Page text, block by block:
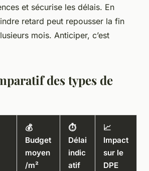
et sécurise les délais. En
retard peut repousser la fin
mois. Anticiper, c’est
des types de
💰
Budget
moyen
/m²
⏱️
Délai
indic
atif
📈
Impact
sur le
DPE